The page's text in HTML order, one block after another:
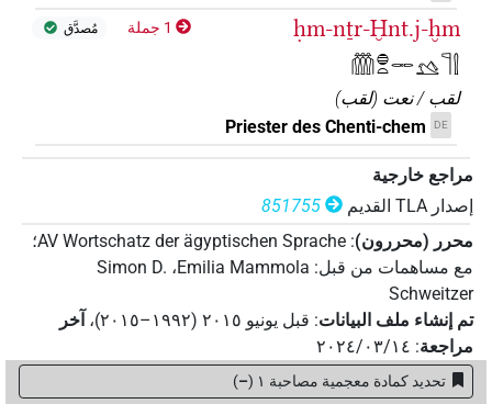
ḥm-nṯr-Ḫnt.j-ḫm
𓏃𓐍𓏏𓋉𓅎𓊹𓍛
1 جملة مُصدَّق
لقب / نعت (لقب)
DE
Priester des Chenti-chem
مراجع خارجية
إصدار‏ ‏TLA‏ القديم
851755
محرر (محررون):
AV Wortschatz der ägyptischen Sprache؛
مع مساهمات من قبل:
Emilia Mammola، Simon D.
Schweitzer
تم إنشاء ملف البيانات: قبل يونيو ۲۰۱٥ (۱۹۹۲–۲۰۱٥) ، آخر
مراجعة: ٢٠٢٤/٠٣/١٤
تحديد كمادة معجمية مصاحبة ١ –
)